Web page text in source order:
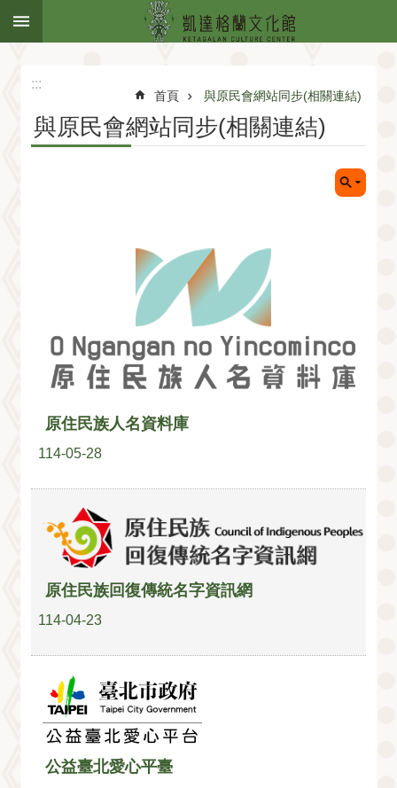
跳到主要內容區塊
:::
首頁 與原民會網站同步(相關連結)
與原民會網站同步(相關連結)
原住民族人名資料庫
114-05-28
原住民族回復傳統名字資訊網
114-04-23
公益臺北愛心平臺